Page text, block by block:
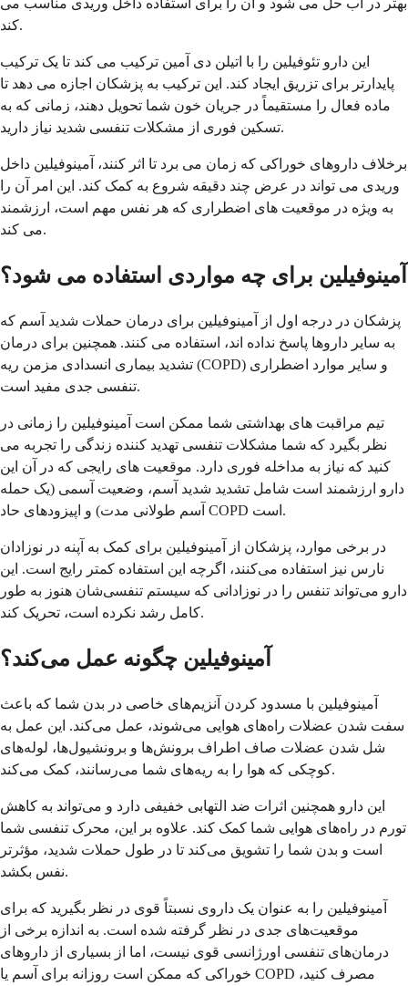
بهتر در آب حل می شود و آن را برای استفاده داخل وریدی مناسب می
کند.
این دارو تئوفیلین را با اتیلن دی آمین ترکیب می کند تا یک ترکیب
پایدارتر برای تزریق ایجاد کند. این ترکیب به پزشکان اجازه می دهد تا
ماده فعال را مستقیماً در جریان خون شما تحویل دهند، زمانی که به
تسکین فوری از مشکلات تنفسی شدید نیاز دارید.
برخلاف داروهای خوراکی که زمان می برد تا اثر کنند، آمینوفیلین داخل
وریدی می تواند در عرض چند دقیقه شروع به کمک کند. این امر آن را
به ویژه در موقعیت های اضطراری که هر نفس مهم است، ارزشمند
می کند.
آمینوفیلین برای چه مواردی استفاده می شود؟
پزشکان در درجه اول از آمینوفیلین برای درمان حملات شدید آسم که
به سایر داروها پاسخ نداده اند، استفاده می کنند. همچنین برای درمان
تشدید بیماری انسدادی مزمن ریه (COPD) و سایر موارد اضطراری
تنفسی جدی مفید است.
تیم مراقبت های بهداشتی شما ممکن است آمینوفیلین را زمانی در
نظر بگیرد که شما مشکلات تنفسی تهدید کننده زندگی را تجربه می
کنید که نیاز به مداخله فوری دارد. موقعیت های رایجی که در آن این
دارو ارزشمند است شامل تشدید شدید آسم، وضعیت آسمی (یک حمله
آسم طولانی مدت) و اپیزودهای حاد COPD است.
در برخی موارد، پزشکان از آمینوفیلین برای کمک به آپنه در نوزادان
نارس نیز استفاده می‌کنند، اگرچه این استفاده کمتر رایج است. این
دارو می‌تواند تنفس را در نوزادانی که سیستم تنفسی‌شان هنوز به طور
کامل رشد نکرده است، تحریک کند.
آمینوفیلین چگونه عمل می‌کند؟
آمینوفیلین با مسدود کردن آنزیم‌های خاصی در بدن شما که باعث
سفت شدن عضلات راه‌های هوایی می‌شوند، عمل می‌کند. این عمل به
شل شدن عضلات صاف اطراف برونش‌ها و برونشیول‌ها، لوله‌های
کوچکی که هوا را به ریه‌های شما می‌رسانند، کمک می‌کند.
این دارو همچنین اثرات ضد التهابی خفیفی دارد و می‌تواند به کاهش
تورم در راه‌های هوایی شما کمک کند. علاوه بر این، محرک تنفسی شما
است و بدن شما را تشویق می‌کند تا در طول حملات شدید، مؤثرتر
نفس بکشد.
آمینوفیلین را به عنوان یک داروی نسبتاً قوی در نظر بگیرید که برای
موقعیت‌های جدی در نظر گرفته شده است. به اندازه برخی از
درمان‌های تنفسی اورژانسی قوی نیست، اما از بسیاری از داروهای
خوراکی که ممکن است روزانه برای آسم یا COPD مصرف کنید،